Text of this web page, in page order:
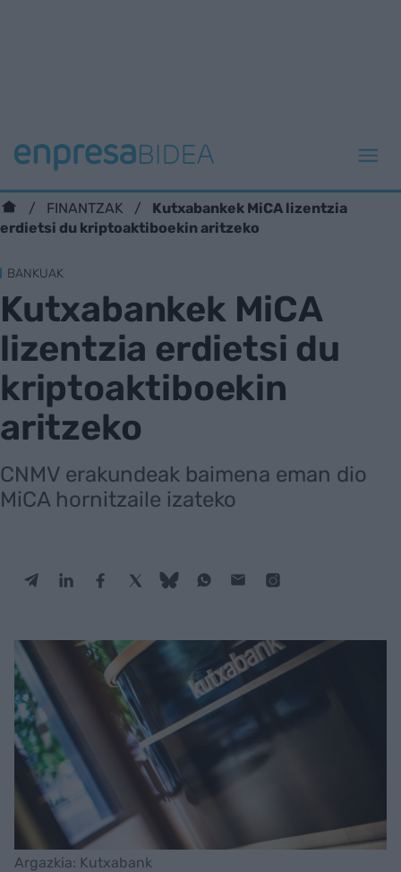
FINANTZAK
Kutxabankek MiCA lizentzia
erdietsi du kriptoaktiboekin aritzeko
BANKUAK
Kutxabankek MiCA
lizentzia erdietsi du
kriptoaktiboekin
aritzeko
CNMV erakundeak baimena eman dio
MiCA hornitzaile izateko
Argazkia: Kutxabank